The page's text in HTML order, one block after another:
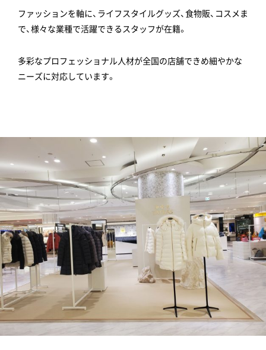
ファッションを軸に、ライフスタイルグッズ、食物販、コスメま
で、様々な業種で活躍できるスタッフが在籍。
多彩なプロフェッショナル人材が全国の店舗できめ細やかな
ニーズに対応しています。